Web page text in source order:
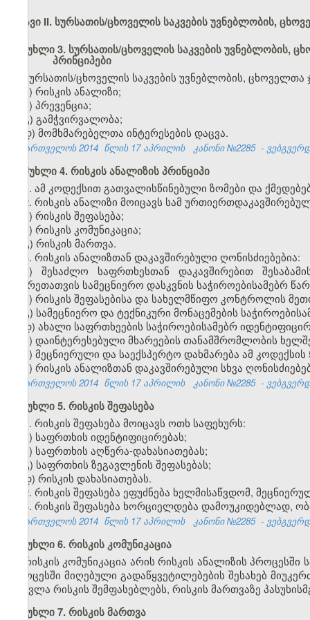
თავი II. სურსათის/ცხოველის საკვების უვნებლობის,
მუხლი 3. სურსათის/ცხოველის საკვების
პრინციპები
სურსათის/ცხოველის საკვების უვნებლობის,
ა) რისკის ანალიზი;
ბ) პრევენცია;
გ) გამჭვირვალობა;
დ) მომხმარებელთა ინტერესების დაცვა.
საქართველოს 2014 წლის 17 აპრილის კანონი №2285 -
მუხლი 4. რისკის ანალიზის პრინციპი
1. ამ კოდექსით გათვალისწინებული ზომები და
2. რისკის ანალიზი მოიცავს სამ
ა) რისკის შეფასება;
ბ) რისკის კომუნიკაცია;
გ) რისკის მართვა.
3. რისკის ანალიზთან დაკავშირებული ღონისძიებებია:
ა) შესაძლო საფრთხესთან დაკავშირებით
მხარეთათვის სამეცნიერო დასკვნის საჭიროებისამებრ
ბ) რისკის შეფასებისა და სახელმწიფო კონტროლის
გ) სამეცნიერო და ტექნიკური მონაცემების
დ) ახალი საფრთხეების საჭიროებისამებრ
ე) დაინტერესებული მხარეების თანამშრომლობის
ვ) მეცნიერული და საექსპერტო დახმარება ამ
ზ) რისკის ანალიზთან დაკავშირებული სხვა
საქართველოს 2014 წლის 17 აპრილის კანონი №2285 -
მუხლი 5. რისკის შეფასება
1. რისკის შეფასება მოიცავს ოთხ საფეხურს:
ა) საფრთხის იდენტიფიცირებას;
ბ) საფრთხის აღწერა-დახასიათებას;
გ) საფრთხის ზეგავლენის შეფასებას;
დ) რისკის დახასიათებას.
2. რისკის შეფასება ეფუძნება ხელმისაწვდომ,
3. რისკის შეფასება ხორციელდება დამოუკიდებლად,
საქართველოს 2014 წლის 17 აპრილის კანონი №2285 -
მუხლი 6. რისკის კომუნიკაცია
რისკის კომუნიკაცია არის რისკის ანალიზის
პროცესში მიღებული გადაწყვეტილებების შესახებ
გაცვლა რისკის შემფასებლებს, რისკის მართვაზე
მუხლი 7. რისკის მართვა